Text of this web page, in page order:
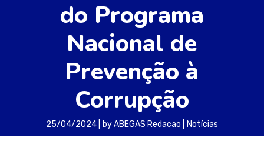
do Programa
Nacional de
Prevenção à
Corrupção
25/04/2024 byABEGAS Redacao Notícias